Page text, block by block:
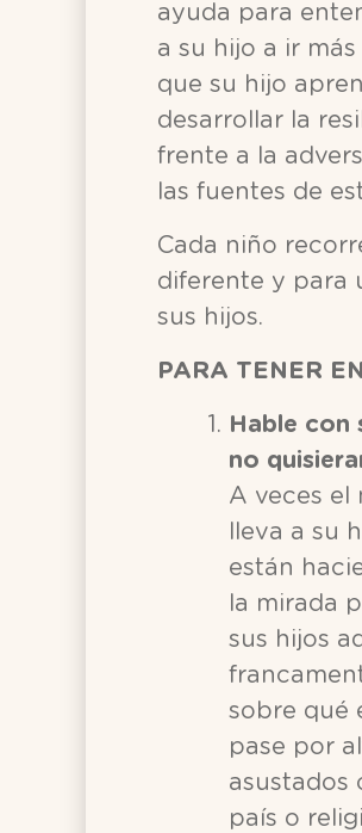
ayuda para
a su hijo a ir
que su hijo
desarrollar la
frente a la
las fuentes de
Cada niño
diferente y para
sus hijos.
PARA TENER
Hable con
no
A veces el
lleva a su
están
la mirada
sus hijos
sobre qué
pase por
asustados
país o